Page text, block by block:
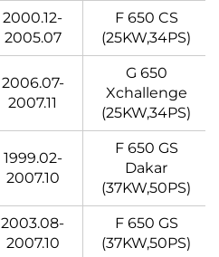
2000.12-
2005.07
F 650 CS
(25KW,34PS)
2006.07-
2007.11
G 650
Xchallenge
(25KW,34PS)
1999.02-
2007.10
F 650 GS
Dakar
(37KW,50PS)
2003.08-
2007.10
F 650 GS
(37KW,50PS)